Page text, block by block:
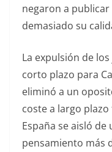
negaron a
demasiado su
La expulsión de
corto plazo para
eliminó a un
coste a largo
España se aisló
pensamiento más